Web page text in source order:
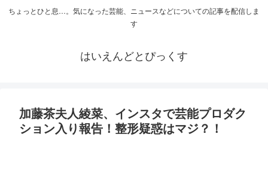
ちょっとひと息…。気になった芸能、ニュースなどについての記事を配信しま
す
はいえんどとぴっくす
加藤茶夫人綾菜、インスタで芸能プロダク
ション入り報告！整形疑惑はマジ？！